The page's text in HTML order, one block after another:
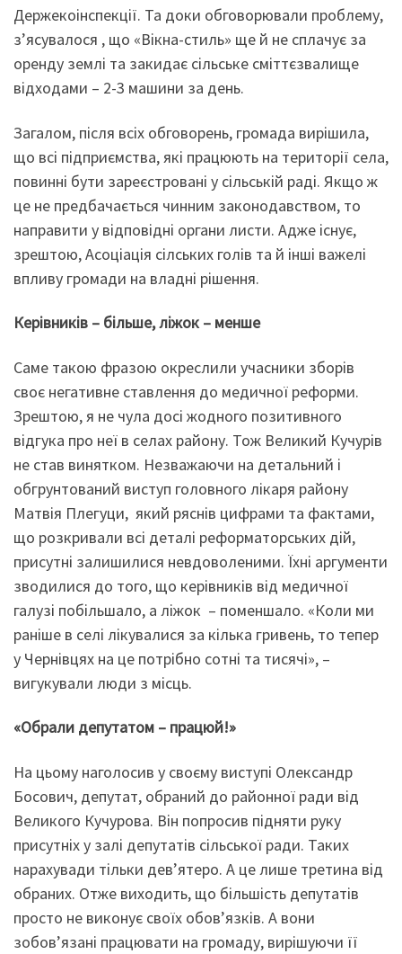
Держекоінспекції. Та доки обговорювали проблему,
з’ясувалося , що «Вікна-стиль» ще й не сплачує за
оренду землі та закидає сільське сміттєзвалище
відходами – 2-3 машини за день.
Загалом, після всіх обговорень, громада вирішила,
що всі підприємства, які працюють на території села,
повинні бути зареєстровані у сільській раді. Якщо ж
це не предбачається чинним законодавством, то
направити у відповідні органи листи. Адже існує,
зрештою, Асоціація сілських голів та й інші важелі
впливу громади на владні рішення.
Керівників – більше, ліжок – менше
Саме такою фразою окреслили учасники зборів
своє негативне ставлення до медичної реформи.
Зрештою, я не чула досі жодного позитивного
відгука про неї в селах району. Тож Великий Кучурів
не став винятком. Незважаючи на детальний і
обгрунтований виступ головного лікаря району
Матвія Плегуци, який ряснів цифрами та фактами,
що розкривали всі деталі реформаторських дій,
присутні залишилися невдоволеними. Їхні аргументи
зводилися до того, що керівників від медичної
галузі побільшало, а ліжок – поменшало. «Коли ми
раніше в селі лікувалися за кілька гривень, то тепер
у Чернівцях на це потрібно сотні та тисячі», –
вигукували люди з місць.
«Обрали депутатом – працюй!»
На цьому наголосив у своєму виступі Олександр
Босович, депутат, обраний до районної ради від
Великого Кучурова. Він попросив підняти руку
присутніх у залі депутатів сільської ради. Таких
нарахувади тільки дев’ятеро. А це лише третина від
обраних. Отже виходить, що більшість депутатів
просто не виконує своїх обов’язків. А вони
зобов’язані працювати на громаду, вирішуючи її